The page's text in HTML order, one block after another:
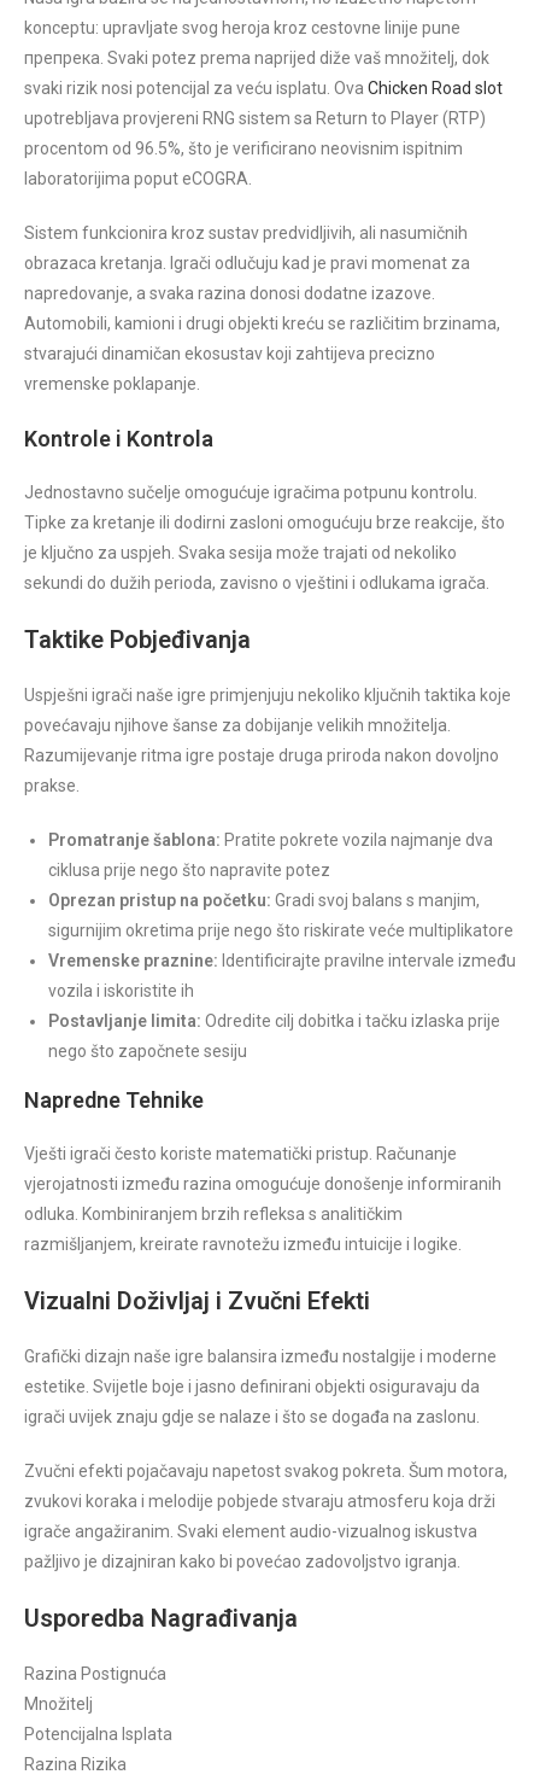
konceptu: upravljate svog heroja kroz cestovne linije pune
препрека. Svaki potez prema naprijed diže vaš množitelj, dok
svaki rizik nosi potencijal za veću isplatu. Ova Chicken Road slot
upotrebljava provjereni RNG sistem sa Return to Player (RTP)
procentom od 96.5%, što je verificirano neovisnim ispitnim
laboratorijima poput eCOGRA.
Sistem funkcionira kroz sustav predvidljivih, ali nasumičnih
obrazaca kretanja. Igrači odlučuju kad je pravi momenat za
napredovanje, a svaka razina donosi dodatne izazove.
Automobili, kamioni i drugi objekti kreću se različitim brzinama,
stvarajući dinamičan ekosustav koji zahtijeva precizno
vremenske poklapanje.
Kontrole i Kontrola
Jednostavno sučelje omogućuje igračima potpunu kontrolu.
Tipke za kretanje ili dodirni zasloni omogućuju brze reakcije, što
je ključno za uspjeh. Svaka sesija može trajati od nekoliko
sekundi do dužih perioda, zavisno o vještini i odlukama igrača.
Taktike Pobjeđivanja
Uspješni igrači naše igre primjenjuju nekoliko ključnih taktika koje
povećavaju njihove šanse za dobijanje velikih množitelja.
Razumijevanje ritma igre postaje druga priroda nakon dovoljno
prakse.
Promatranje šablona: Pratite pokrete vozila najmanje dva
ciklusa prije nego što napravite potez
Oprezan pristup na početku: Gradi svoj balans s manjim,
sigurnijim okretima prije nego što riskirate veće multiplikatore
Vremenske praznine: Identificirajte pravilne intervale između
vozila i iskoristite ih
Postavljanje limita: Odredite cilj dobitka i tačku izlaska prije
nego što započnete sesiju
Napredne Tehnike
Vješti igrači često koriste matematički pristup. Računanje
vjerojatnosti između razina omogućuje donošenje informiranih
odluka. Kombiniranjem brzih refleksa s analitičkim
razmišljanjem, kreirate ravnotežu između intuicije i logike.
Vizualni Doživljaj i Zvučni Efekti
Grafički dizajn naše igre balansira između nostalgije i moderne
estetike. Svijetle boje i jasno definirani objekti osiguravaju da
igrači uvijek znaju gdje se nalaze i što se događa na zaslonu.
Zvučni efekti pojačavaju napetost svakog pokreta. Šum motora,
zvukovi koraka i melodije pobjede stvaraju atmosferu koja drži
igrače angažiranim. Svaki element audio-vizualnog iskustva
pažljivo je dizajniran kako bi povećao zadovoljstvo igranja.
Usporedba Nagrađivanja
Razina Postignuća
Množitelj
Potencijalna Isplata
Razina Rizika